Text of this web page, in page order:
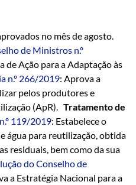
no mês de agosto.
de Ministros n.º
de Ação para a Adaptação às
n.º 266/2019: Aprova a
pelos produtores e
(ApR). Tratamento de
119/2019: Estabelece o
água para reutilização, obtida
residuais, bem como da sua
do Conselho de
a Estratégia Nacional para a